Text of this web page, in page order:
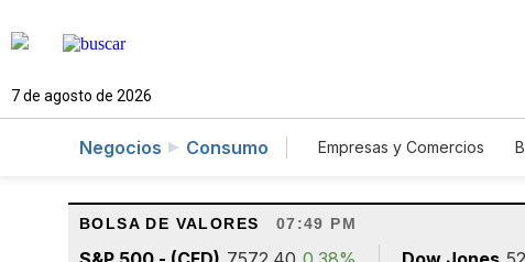
7 de agosto de 2026
Negocios Consumo Empresas y Comercios
BOLSA DE VALORES 07:49 PM